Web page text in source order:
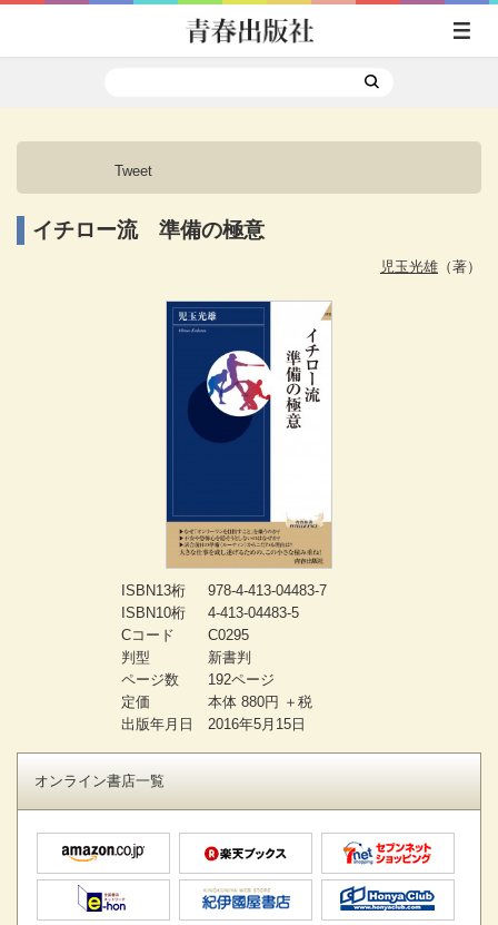
Tweet
イチロー流 準備の極意
児玉光雄 （著）
ISBN13桁
978-4-413-04483-7
ISBN10桁
4-413-04483-5
Cコード
C0295
判型
新書判
ページ数
192ページ
定価
本体 880円 ＋税
出版年月日
2016年5月15日
オンライン書店一覧